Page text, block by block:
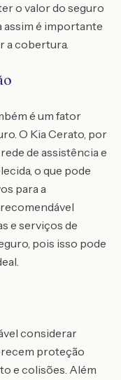
o valor do seguro
assim é importante
a cobertura.
é um fator
O Kia Cerato, por
de assistência e
o que pode
para a
e serviços de
pois isso pode
considerar
proteção
e colisões. Além